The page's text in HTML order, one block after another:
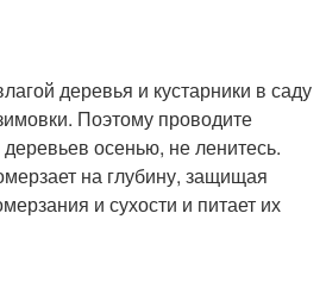
деревья и кустарники в саду
Поэтому проводите
осенью, не ленитесь.
на глубину, защищая
и сухости и питает их